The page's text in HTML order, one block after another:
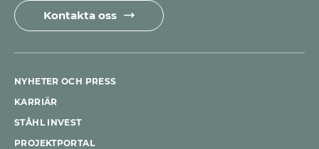
Kontakta oss
NYHETER OCH PRESS
KARRIÄR
STÅHL INVEST
PROJEKTPORTAL